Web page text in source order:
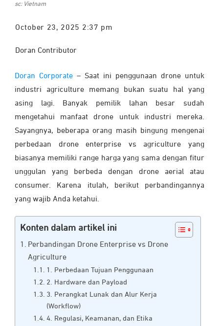
sc: Vietnam
October 23, 2025 2:37 pm
Doran Contributor
Doran Corporate – Saat ini penggunaan drone untuk
industri agriculture memang bukan suatu hal yang
asing lagi. Banyak pemilik lahan besar sudah
mengetahui manfaat drone untuk industri mereka.
Sayangnya, beberapa orang masih bingung mengenai
perbedaan drone enterprise vs agriculture yang
biasanya memiliki range harga yang sama dengan fitur
unggulan yang berbeda dengan drone aerial atau
consumer. Karena itulah, berikut perbandingannya
yang wajib Anda ketahui.
Konten dalam artikel ini
Perbandingan Drone Enterprise vs Drone
Agriculture
1. Perbedaan Tujuan Penggunaan
2. Hardware dan Payload
3. Perangkat Lunak dan Alur Kerja
(Workflow)
4. Regulasi, Keamanan, dan Etika